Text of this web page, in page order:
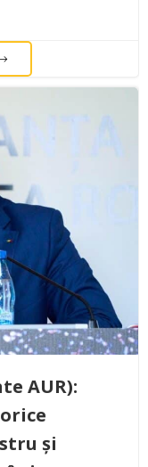
AUR):
și